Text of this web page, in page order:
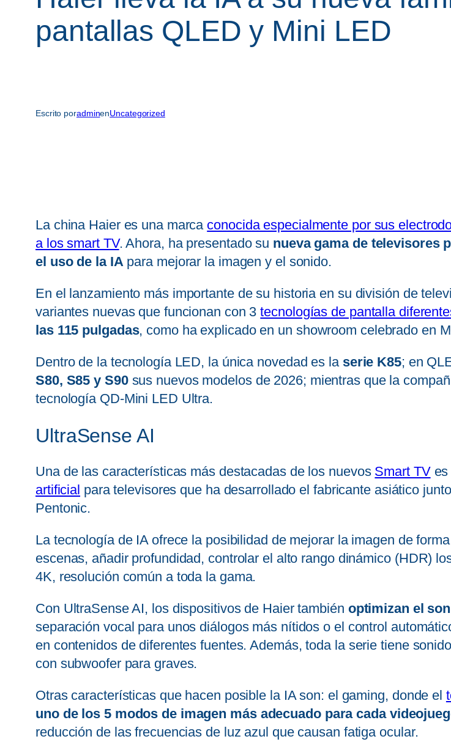
pantallas QLED y Mini LED
Escrito poradminenUncategorized
La china Haier es una marca conocida especialmente por sus
a los smart TV. Ahora, ha presentado su nueva gama de televisores
el uso de la IApara mejorar la imagen y el sonido.
En el lanzamiento más importante de su historia en su división de
variantes nuevas que funcionan con 3tecnologías de pantalla
las 115 pulgadas, como ha explicado en un showroom celebrado en
Dentro de la tecnología LED, la única novedad es la serie K85; en
S80, S85 y S90sus nuevos modelos de 2026; mientras que la
tecnología QD-Mini LED Ultra.
UltraSense AI
Una de las características más destacadas de los nuevos Smart TVes
artificial para televisores que ha desarrollado el fabricante asiático
Pentonic.
La tecnología de IA ofrece la posibilidad de mejorar la imagen de
escenas, añadir profundidad, controlar el alto rango dinámico (HDR)
4K, resolución común a toda la gama.
Con UltraSense AI, los dispositivos de Haier también optimizan el
separación vocal para unos diálogos más nítidos o el control
en contenidos de diferentes fuentes. Además, toda la serie tiene
con subwoofer para graves.
Otras características que hacen posible la IA son: el gaming, donde el
uno de los 5 modos de imagen más adecuado para cada
reducción de las frecuencias de luz azul que causan fatiga ocular.